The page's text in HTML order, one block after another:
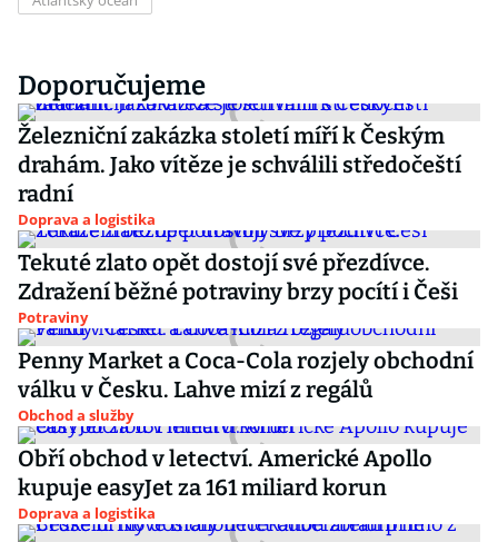
Doporučujeme
Železniční zakázka století míří k Českým
drahám. Jako vítěze je schválili středočeští
radní
Doprava a logistika
Tekuté zlato opět dostojí své přezdívce.
Zdražení běžné potraviny brzy pocítí i Češi
Potraviny
Penny Market a Coca-Cola rozjely obchodní
válku v Česku. Lahve mizí z regálů
Obchod a služby
Obří obchod v letectví. Americké Apollo
kupuje easyJet za 161 miliard korun
Doprava a logistika